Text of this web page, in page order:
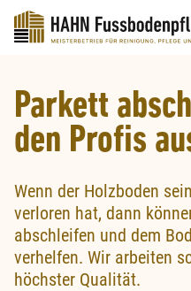
Parkett
den Profis
Wenn der Holzboden
verloren hat, dann
abschleifen und dem
verhelfen. Wir arbeiten
höchster Qualität.